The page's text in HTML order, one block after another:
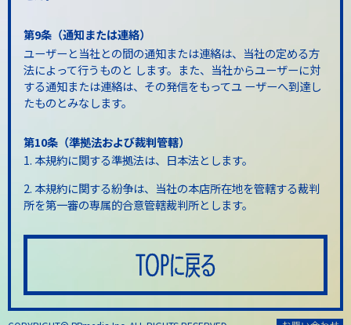
第9条（通知または連絡）
ユーザーと当社との間の通知または連絡は、当社の定める方
法によって行うものと します。また、当社からユーザーに対
する通知または連絡は、その発信をもってユ ーザーへ到達し
たものとみなします。
第10条（準拠法および裁判管轄）
1. 本規約に関する準拠法は、日本法とします。
2. 本規約に関する紛争は、当社の本店所在地を管轄する裁判
所を第一審の専属的合意管轄裁判所とします。
TOPに戻る